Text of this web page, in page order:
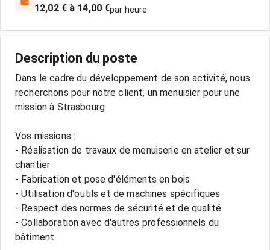
12,02 € à 14,00 €par heure
Description du poste
Dans le cadre du développement de son activité, nous
recherchons pour notre client, un menuisier pour une
mission à Strasbourg.
Vos missions :
- Réalisation de travaux de menuiserie en atelier et sur
chantier
- Fabrication et pose d'éléments en bois
- Utilisation d'outils et de machines spécifiques
- Respect des normes de sécurité et de qualité
- Collaboration avec d'autres professionnels du